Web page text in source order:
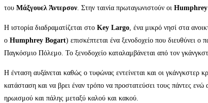
του Μάξγουελ Άντερσον. Στην ταινία πρωταγωνιστούν οι
Η ιστορία διαδραματίζεται στο Key Largo, ένα μικρό νησί στα
ο Humphrey Bogart) επισκέπτεται ένα ξενοδοχείο που διευθύνει ο
Παγκόσμιο Πόλεμο. Το ξενοδοχείο καταλαμβάνεται από τον
Η ένταση αυξάνεται καθώς ο τυφώνας εντείνεται και οι γκάνγκστερ
κατάσταση και να βρει έναν τρόπο να προστατεύσει τους πάντες ενώ
ηρωισμού και πάλης μεταξύ καλού και κακού.